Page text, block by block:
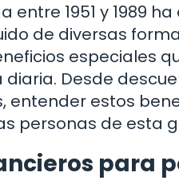
entre 1951 y 1989
de diversas
especiales
diaria. Desde
entender estos
personas de esta
para